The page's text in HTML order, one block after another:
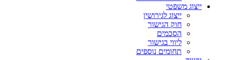
ייצוג משפטי
ייצוג לגירושין
חוק הגישור
הסכמים
ליווי בגישור
תחומים נוספים